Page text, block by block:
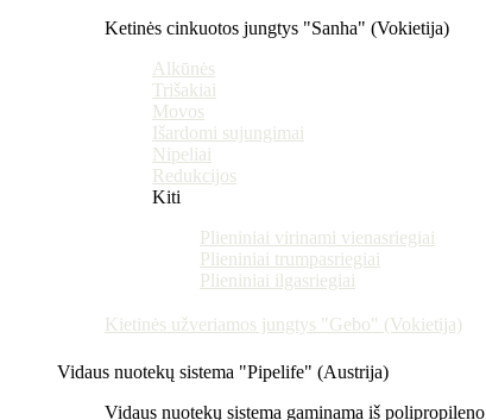
Ketinės cinkuotos jungtys "Sanha" (Vokietija)
Alkūnės
Trišakiai
Movos
Išardomi sujungimai
Nipeliai
Redukcijos
Kiti
Plieniniai virinami vienasriegiai
Plieniniai trumpasriegiai
Plieniniai ilgasriegiai
Kietinės užveriamos jungtys "Gebo" (Vokietija)
Vidaus nuotekų sistema "Pipelife" (Austrija)
Vidaus nuotekų sistema gaminama iš polipropileno